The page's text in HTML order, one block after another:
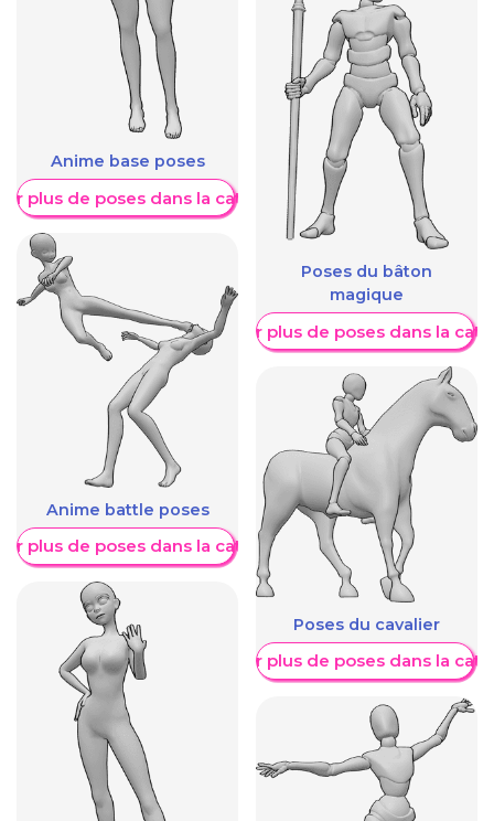
Anime base poses
plus de poses dans la catégorie
Anime battle poses
plus de poses dans la catégorie
Poses du bâton
magique
Afficher plus de poses dans la
Poses du cavalier
Afficher plus de poses dans la